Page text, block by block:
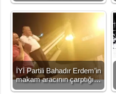
İYİ Partili Bahadır Erdem’in
makam aracının çarptığı…